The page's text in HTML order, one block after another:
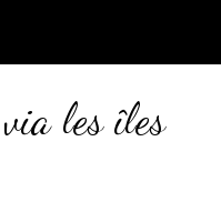
les îles